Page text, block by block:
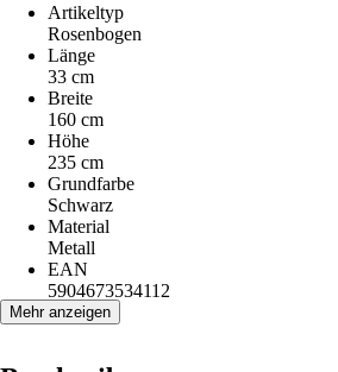
Artikeltyp
Rosenbogen
Länge
33 cm
Breite
160 cm
Höhe
235 cm
Grundfarbe
Schwarz
Material
Metall
EAN
5904673534112
Mehr anzeigen